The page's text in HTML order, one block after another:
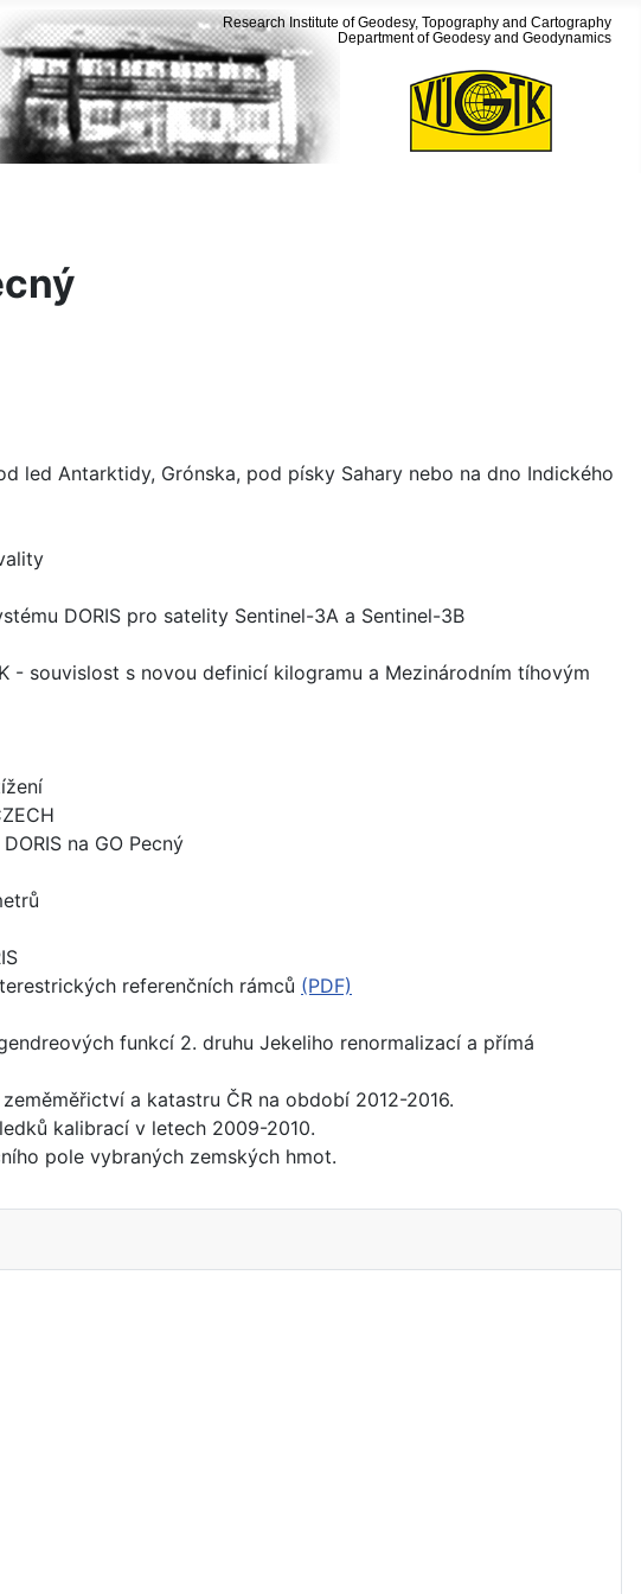
Research Institute of Geodesy, Topography and Cartography
Department of Geodesy and Geodynamics
led Antarktidy, Grónska, pod písky Sahary nebo na dno Indického
DORIS pro satelity Sentinel-3A a Sentinel-3B
- souvislost s novou definicí kilogramu a Mezinárodním tíhovým
na GO Pecný
referenčních rámců (PDF)
funkcí 2. druhu Jekeliho renormalizací a přímá
a katastru ČR na období 2012-2016.
kalibrací v letech 2009-2010.
pole vybraných zemských hmot.